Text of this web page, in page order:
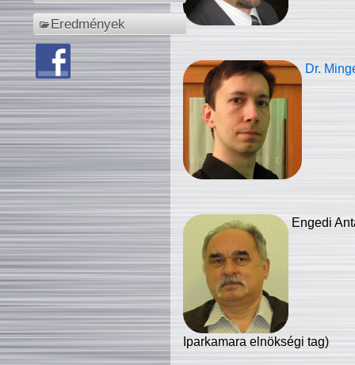
Eredmények
Dr.
Engedi
Iparkamara elnökségi tag)